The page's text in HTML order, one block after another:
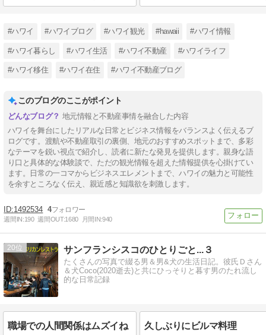
#ハワイ #ハワイブログ #ハワイ観光 #hawaii #ハワイ情報
#ハワイ暮らし #ハワイ生活 #ハワイ不動産 #ハワイライフ
#ハワイ移住 #ハワイ在住 #ハワイ不動産ブログ
このブログのここがポイント
地元情報と不動産事情を融合した内容
ハワイを舞台にしたリアルな日常とビジネス情報をバランスよく伝えるブ
ログです。渡航や不動産取引の裏側、地元のおすすめスポットまで、多彩
なテーマを鋭い視点で紹介し、読者に新たな発見を提供します。親身な語
り口と具体的な体験談で、ただの観光情報を超えた情報提供を心掛けてい
ます。日常の一コマからビジネスエレメントまで、ハワイの魅力と可能性
を余すところなく伝え、親近感と知識欲を刺激します。
1492534 4
週間IN:190 週間OUT:1680 月間IN:940
20 サンフランシスコのひとりごと...３
たくさんの写真で綴る男＆男&犬の生活日記。彼氏Ｄさん
＆犬Coco(2020逝去)と共にひっそりと暮す男のたれ流し
的な日常記録
職場での人間関係はムズイね 久しぶりにビルマ料理